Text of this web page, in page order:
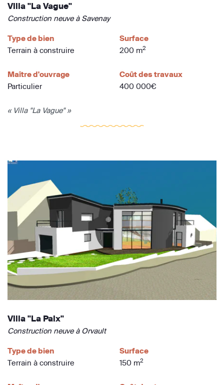
Villa "La Vague"
Construction neuve à Savenay
Type de bien
Terrain à construire
Surface
200 m2
Maître d'ouvrage
Particulier
Coût des travaux
400 000€
« Villa "La Vague" »
Villa "La Paix"
Construction neuve à Orvault
Type de bien
Terrain à construire
Surface
150 m2